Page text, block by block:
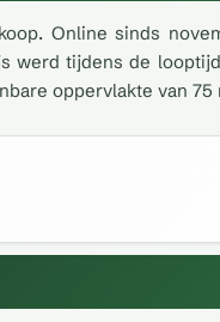
Online sinds
werd tijdens de
oppervlakte van 75